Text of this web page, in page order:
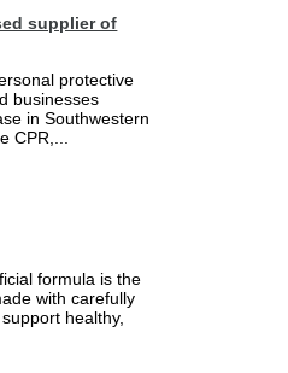
supplier of
protective
businesses
in Southwestern
CPR,...
formula is the
with carefully
healthy,